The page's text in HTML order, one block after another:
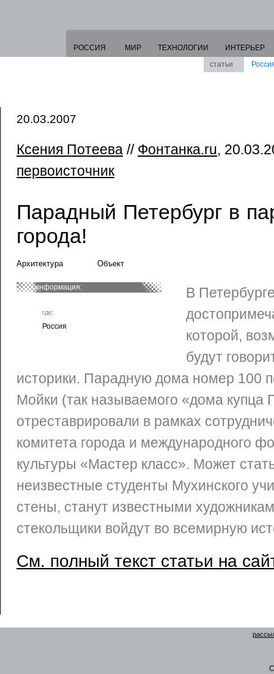
РОССИЯ МИР ТЕХНОЛОГИИ
ИНТЕРЬЕР
статьи
20.03.2007
Ксения Потеева // Фонтанка.ru,
первоисточник
Парадный Петербург в
города!
Архитектура Объект
информация:
где:
Россия
В
которой,
будут
историки. Парадную дома номер 100
Мойки (так называемого «дома купца
отреставрировали в рамках
комитета города и международного
культуры «Мастер класс». Может
неизвестные студенты Мухинского
стены, станут известными
стекольщики войдут во всемирную
См. полный текст статьи на